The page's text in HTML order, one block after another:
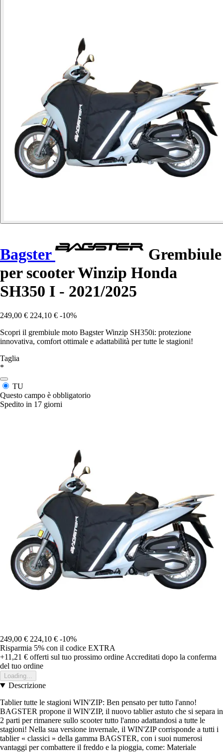
Bagster
Grembiule
per scooter Winzip Honda
SH350 I - 2021/2025
249,00 € 224,10 € -10%
Scopri il grembiule moto Bagster Winzip SH350i: protezione
innovativa, comfort ottimale e adattabilità per tutte le stagioni!
Taglia
*
TU
Questo campo è obbligatorio
Spedito in 17 giorni
249,00 € 224,10 € -10%
Risparmia 5% con il codice EXTRA
+11,21 € offerti sul tuo prossimo ordine Accreditati dopo la conferma
del tuo ordine
Loading...
Descrizione
Tablier tutte le stagioni WIN'ZIP: Ben pensato per tutto l'anno!
BAGSTER propone il WIN'ZIP, il nuovo tablier astuto che si separa in
2 parti per rimanere sullo scooter tutto l'anno adattandosi a tutte le
stagioni! Nella sua versione invernale, il WIN'ZIP corrisponde a tutti i
tablier « classici » della gamma BAGSTER, con i suoi numerosi
vantaggi per combattere il freddo e la pioggia, come: Materiale